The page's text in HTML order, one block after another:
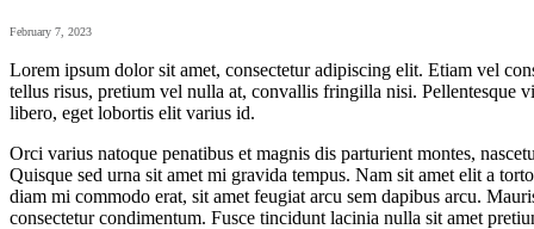
February 7, 2023
Lorem ipsum dolor sit amet, consectetur adipiscing elit. Etiam vel
tellus risus, pretium vel nulla at, convallis fringilla nisi. Pellentesque
libero, eget lobortis elit varius id.
Orci varius natoque penatibus et magnis dis parturient montes,
Quisque sed urna sit amet mi gravida tempus. Nam sit amet elit a
diam mi commodo erat, sit amet feugiat arcu sem dapibus arcu.
consectetur condimentum. Fusce tincidunt lacinia nulla sit amet